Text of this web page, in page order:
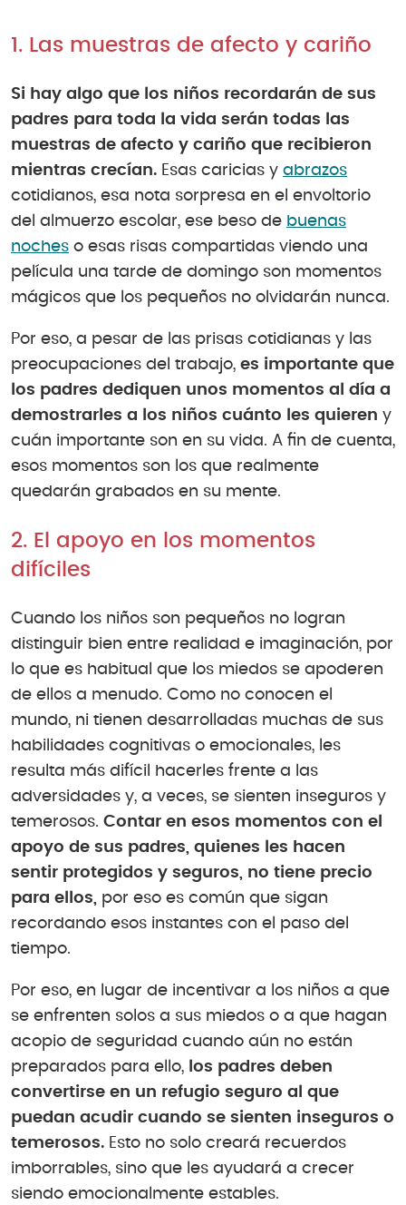
1. Las muestras de afecto y cariño
Si hay algo que los niños recordarán de sus
padres para toda la vida serán todas las
muestras de afecto y cariño que recibieron
mientras crecían. Esas caricias y abrazos
cotidianos, esa nota sorpresa en el envoltorio
del almuerzo escolar, ese beso de buenas
noches o esas risas compartidas viendo una
película una tarde de domingo son momentos
mágicos que los pequeños no olvidarán nunca.
Por eso, a pesar de las prisas cotidianas y las
preocupaciones del trabajo, es importante que
los padres dediquen unos momentos al día a
demostrarles a los niños cuánto les quieren y
cuán importante son en su vida. A fin de cuenta,
esos momentos son los que realmente
quedarán grabados en su mente.
2. El apoyo en los momentos
difíciles
Cuando los niños son pequeños no logran
distinguir bien entre realidad e imaginación, por
lo que es habitual que los miedos se apoderen
de ellos a menudo. Como no conocen el
mundo, ni tienen desarrolladas muchas de sus
habilidades cognitivas o emocionales, les
resulta más difícil hacerles frente a las
adversidades y, a veces, se sienten inseguros y
temerosos. Contar en esos momentos con el
apoyo de sus padres, quienes les hacen
sentir protegidos y seguros, no tiene precio
para ellos, por eso es común que sigan
recordando esos instantes con el paso del
tiempo.
Por eso, en lugar de incentivar a los niños a que
se enfrenten solos a sus miedos o a que hagan
acopio de seguridad cuando aún no están
preparados para ello, los padres deben
convertirse en un refugio seguro al que
puedan acudir cuando se sienten inseguros o
temerosos. Esto no solo creará recuerdos
imborrables, sino que les ayudará a crecer
siendo emocionalmente estables.